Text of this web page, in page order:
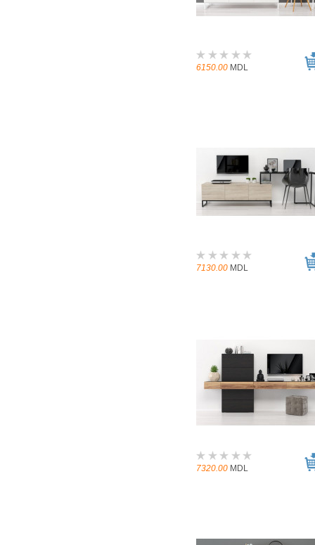
6150.00 MDL
7130.00 MDL
7320.00 MDL